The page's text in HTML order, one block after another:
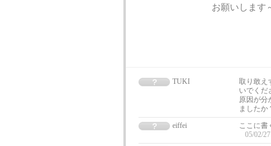
お願いします
TUKI
取り敢え
いでくだ
原因が分
ましたか
eiffei
ここに書
05/02/